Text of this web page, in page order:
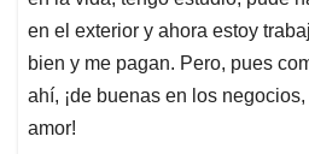
p
p
o
k
I
n
s
en el exterior y ahora estoy
bien y me pagan. Pero, pues
ahí, ¡de buenas en los
amor!